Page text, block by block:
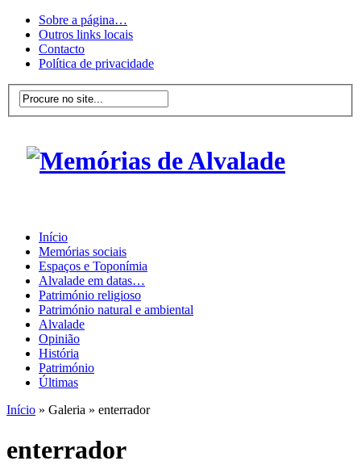
Sobre a página…
Outros links locais
Contacto
Política de privacidade
Início
Memórias sociais
Espaços e Toponímia
Alvalade em datas…
Património religioso
Património natural e ambiental
Alvalade
Opinião
História
Património
Últimas
Início » Galeria » enterrador
enterrador